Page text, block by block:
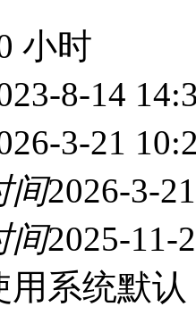
小时
8-14
3-21
间2026-3-
间2025-11-
用系统默认